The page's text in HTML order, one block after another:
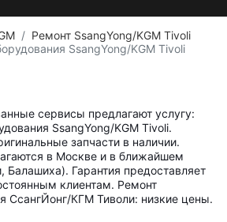
Ремонт SsangYong/KGM Tivoli
SsangYong/KGM Tivoli
сервисы предлагают услугу:
SsangYong/KGM Tivoli.
запчасти в наличии.
в Москве и в ближайшем
Гарантия предоставляет
клиентам. Ремонт
СсангЙонг/КГМ Тиволи: низкие цены.